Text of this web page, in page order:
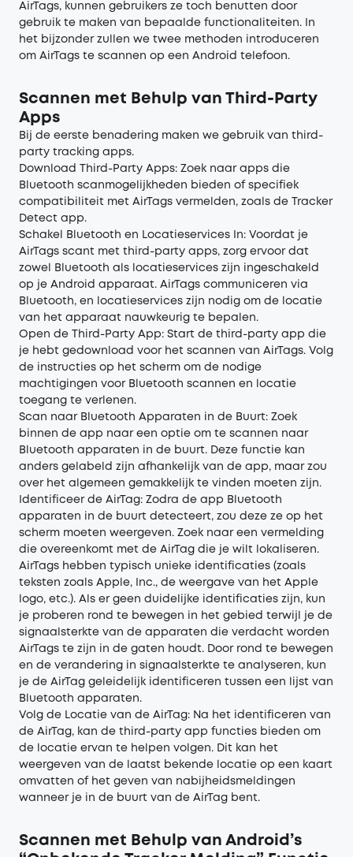
AirTags, kunnen gebruikers ze toch benutten door
gebruik te maken van bepaalde functionaliteiten. In
het bijzonder zullen we twee methoden introduceren
om AirTags te scannen op een Android telefoon.
Scannen met Behulp van Third-Party
Apps
Bij de eerste benadering maken we gebruik van third-
party tracking apps.
Download Third-Party Apps: Zoek naar apps die
Bluetooth scanmogelijkheden bieden of specifiek
compatibiliteit met AirTags vermelden, zoals de Tracker
Detect app.
Schakel Bluetooth en Locatieservices In: Voordat je
AirTags scant met third-party apps, zorg ervoor dat
zowel Bluetooth als locatieservices zijn ingeschakeld
op je Android apparaat. AirTags communiceren via
Bluetooth, en locatieservices zijn nodig om de locatie
van het apparaat nauwkeurig te bepalen.
Open de Third-Party App: Start de third-party app die
je hebt gedownload voor het scannen van AirTags. Volg
de instructies op het scherm om de nodige
machtigingen voor Bluetooth scannen en locatie
toegang te verlenen.
Scan naar Bluetooth Apparaten in de Buurt: Zoek
binnen de app naar een optie om te scannen naar
Bluetooth apparaten in de buurt. Deze functie kan
anders gelabeld zijn afhankelijk van de app, maar zou
over het algemeen gemakkelijk te vinden moeten zijn.
Identificeer de AirTag: Zodra de app Bluetooth
apparaten in de buurt detecteert, zou deze ze op het
scherm moeten weergeven. Zoek naar een vermelding
die overeenkomt met de AirTag die je wilt lokaliseren.
AirTags hebben typisch unieke identificaties (zoals
teksten zoals Apple, Inc., de weergave van het Apple
logo, etc.). Als er geen duidelijke identificaties zijn, kun
je proberen rond te bewegen in het gebied terwijl je de
signaalsterkte van de apparaten die verdacht worden
AirTags te zijn in de gaten houdt. Door rond te bewegen
en de verandering in signaalsterkte te analyseren, kun
je de AirTag geleidelijk identificeren tussen een lijst van
Bluetooth apparaten.
Volg de Locatie van de AirTag: Na het identificeren van
de AirTag, kan de third-party app functies bieden om
de locatie ervan te helpen volgen. Dit kan het
weergeven van de laatst bekende locatie op een kaart
omvatten of het geven van nabijheidsmeldingen
wanneer je in de buurt van de AirTag bent.
Scannen met Behulp van Android’s